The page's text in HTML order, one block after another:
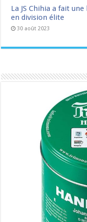
La JS Chihia a fait
en division élite
30 août 2023